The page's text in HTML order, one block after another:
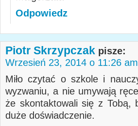
Odpowiedz
Piotr Skrzypczak pisze:
Wrzesień 23, 2014 o 11:26 am
Miło czytać o szkole i
wyzwaniu, a nie umywają
że skontaktowali się z
duże doświadczenie.